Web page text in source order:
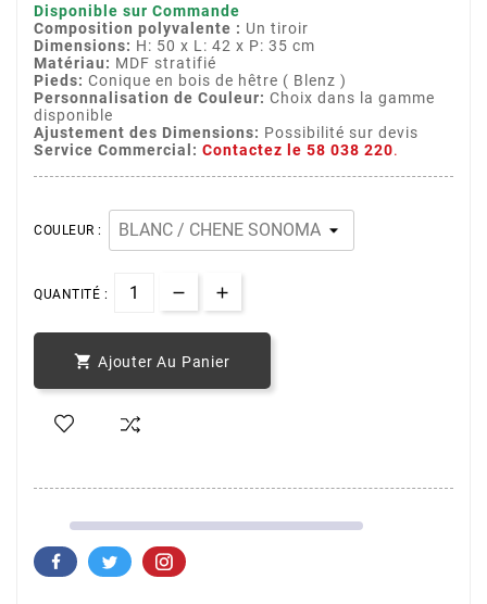
Disponible sur Commande
Composition polyvalente : Un tiroir
Dimensions: H: 50 x L: 42 x P: 35 cm
Matériau: MDF stratifié
Pieds: Conique en bois de hêtre ( Blenz )
Personnalisation de Couleur: Choix dans la gamme
disponible
Ajustement des Dimensions: Possibilité sur devis
Service Commercial: Contactez le 58 038 220.
COULEUR :
QUANTITÉ :
 Ajouter Au Panier